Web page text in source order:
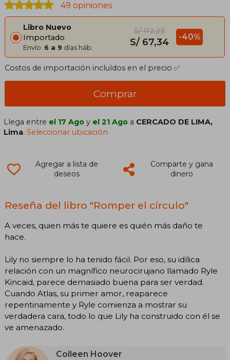
49 opiniones
Libro Nuevo
Importado
Envío: 6 a 9 días háb.
S/ 112,23
S/ 67,34 -40%
Costos de importación incluídos en el precio ✅
Comprar
Llega entre el 17 Ago y el 21 Ago a CERCADO DE LIMA,
Lima.Seleccionar ubicación
Agregar a lista de
deseos
Comparte y gana
dinero
Reseña del libro "Romper el círculo"
A veces, quien más te quiere es quién más daño te
hace.
Lily no siempre lo ha tenido fácil. Por eso, su idílica
relación con un magnífico neurocirujano llamado Ryle
Kincaid, parece demasiado buena para ser verdad.
Cuando Atlas, su primer amor, reaparece
repentinamente y Ryle comienza a mostrar su
verdadera cara, todo lo que Lily ha construido con él se
ve amenazado.
Colleen Hoover